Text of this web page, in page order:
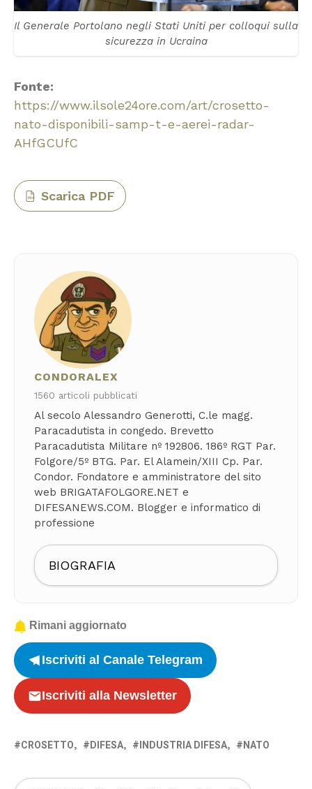
Il Generale Portolano negli Stati Uniti per colloqui sulla
sicurezza in Ucraina
Fonte:
https://www.ilsole24ore.com/art/crosetto-
nato-disponibili-samp-t-e-aerei-radar-
AHfGCUfC
PDF Scarica PDF
CONDORALEX
1560 articoli pubblicati
Al secolo Alessandro Generotti, C.le magg.
Paracadutista in congedo. Brevetto
Paracadutista Militare nº 192806. 186º RGT Par.
Folgore/5º BTG. Par. El Alamein/XIII Cp. Par.
Condor. Fondatore e amministratore del sito
web BRIGATAFOLGORE.NET e
DIFESANEWS.COM. Blogger e informatico di
professione
BIOGRAFIA
Rimani aggiornato
Iscriviti al Canale Telegram
Iscriviti alla Newsletter
CROSETTO DIFESA INDUSTRIA DIFESA NATO